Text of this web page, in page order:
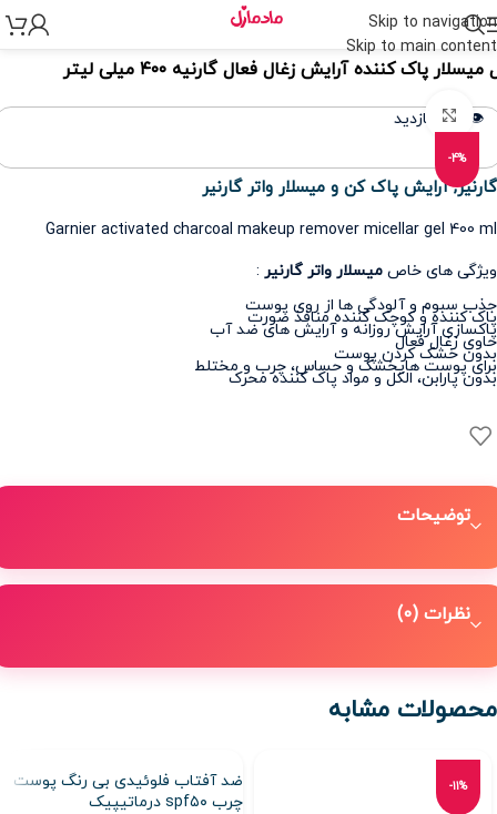
Skip to navigation
Skip to main content
> مراقبت پوست
میسلار پاک کننده آرایش زغال فعال گارنیه ۴۰۰ میلی لیتر
👁️ 396 بازدید
-4%
برای بزرگنمایی کلیک کنید
گارنیر,آرایش پاک کن و میسلار واتر گارنیر
Garnier activated charcoal makeup remover micellar gel 400 ml
ویژگی های خاص میسلار واتر گارنیر :
جذب سبوم و آلودگی ها از روی پوست
پاک کننده و کوچک کننده منافذ صورت
پاکسازی آرایش روزانه و آرایش های ضد آب
حاوی زغال فعال
بدون خشک کردن پوست
برای پوست هایخشک و حساس، چرب و مختلط
بدون پارابن، الکل و مواد پاک کننده محرک
توضیحات
نظرات (0)
محصولات مشابه
-11%
ضد آفتاب فلوئیدی بی رنگ پوست
چرب spf۵۰ درماتیپیک